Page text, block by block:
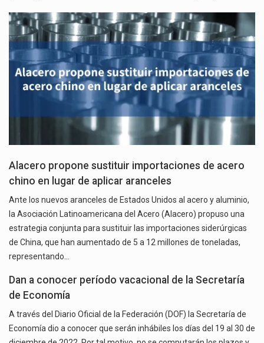
Alacero propone sustituir importaciones de acero
chino en lugar de aplicar aranceles
Ante los nuevos aranceles de Estados Unidos al acero y aluminio,
la Asociación Latinoamericana del Acero (Alacero) propuso una
estrategia conjunta para sustituir las importaciones siderúrgicas
de China, que han aumentado de 5 a 12 millones de toneladas,
representando…
Dan a conocer período vacacional de la Secretaría
de Economía
A través del Diario Oficial de la Federación (DOF) la Secretaría de
Economía dio a conocer que serán inhábiles los días del 19 al 30 de